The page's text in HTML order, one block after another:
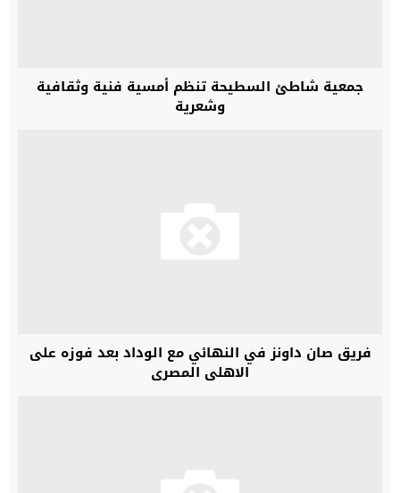
جمعية شاطئ السطيحة تنظم أمسية فنية وثقافية
وشعرية
فريق صان داونز في النهائي مع الوداد بعد فوزه على
الاهلي المصري